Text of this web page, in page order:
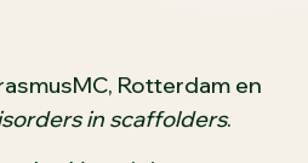
Rotterdam en
in scaffolders.